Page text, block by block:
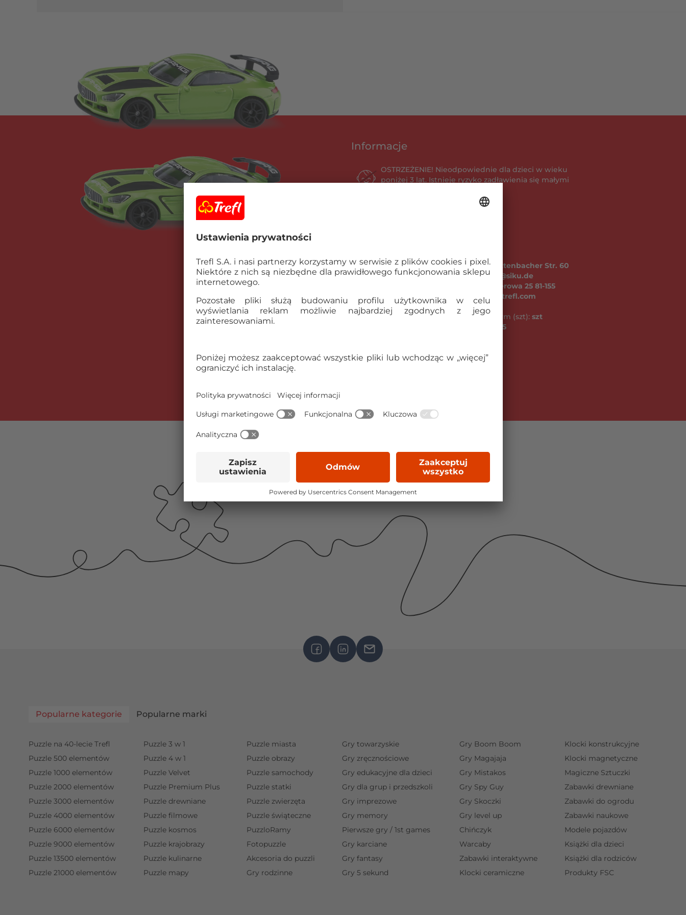
Informacje
OSTRZEŻENIE! Nieodpowiednie dla dzieci w wieku
poniżej 3 lat. Istnieje ryzyko zadławienia się małymi
Dane producenta: SIEPER GMBH Schlittenbacher Str. 60
58511 Lüdenscheid, www.siku.de, info@siku.de
Dane importera: TREFL SA ul. Kontenerowa 25 81-155
Gdynia, Polska, trefl@trefl.com, www.trefl.com
Kraj pochodzenia: Chiny
Liczba pudełek w opakowaniu zbiorczym (szt): szt
0.05
Popularne kategorie Popularne marki
Puzzle na 40-lecie Trefl
Puzzle 500 elementów
Puzzle 1000 elementów
Puzzle 2000 elementów
Puzzle 3000 elementów
Puzzle 4000 elementów
Puzzle 6000 elementów
Puzzle 9000 elementów
Puzzle 13500 elementów
Puzzle 21000 elementów
Puzzle 3 w 1
Puzzle 4 w 1
Puzzle Velvet
Puzzle Premium Plus
Puzzle drewniane
Puzzle filmowe
Puzzle kosmos
Puzzle krajobrazy
Puzzle kulinarne
Puzzle mapy
Puzzle miasta
Puzzle obrazy
Puzzle samochody
Puzzle statki
Puzzle zwierzęta
Puzzle świąteczne
PuzzloRamy
Fotopuzzle
Akcesoria do puzzli
Gry rodzinne
Gry towarzyskie
Gry zręcznościowe
Gry edukacyjne dla dzieci
Gry dla grup i przedszkoli
Gry imprezowe
Gry memory
Pierwsze gry / 1st games
Gry karciane
Gry fantasy
Gry 5 sekund
Gry Boom Boom
Gry Magajaja
Gry Mistakos
Gry Spy Guy
Gry Skoczki
Gry level up
Chińczyk
Warcaby
Zabawki interaktywne
Klocki ceramiczne
Klocki konstrukcyjne
Klocki magnetyczne
Magiczne Sztuczki
Zabawki drewniane
Zabawki do ogrodu
Zabawki naukowe
Modele pojazdów
Książki dla dzieci
Książki dla rodziców
Produkty FSC